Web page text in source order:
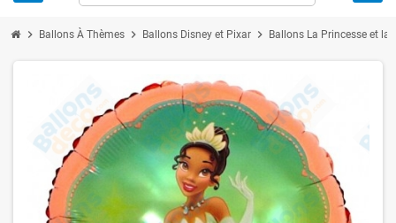
chevron_right Ballons À Thèmes chevron_right Ballons Disney et Pixar chevron_right Ballons La Princesse et la